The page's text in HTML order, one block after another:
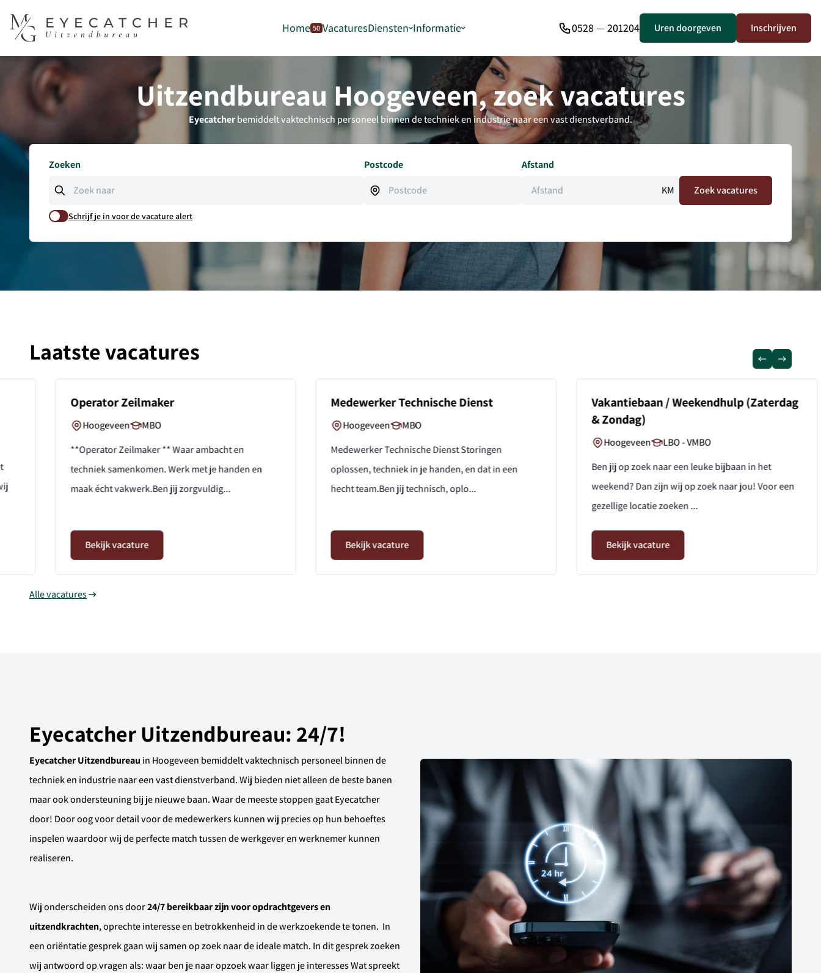
Home 50 VacaturesDiensten Informatie 0528 — 201204 Uren doorgeven Inschrijven
Uitzendbureau Hoogeveen, zoek vacatures
Eyecatcherbemiddelt vaktechnisch personeel binnen de techniek en industrie naar een vast dienstverband.
Zoeken Postcode
Afstand
KM
Zoek vacatures
Schrijf je in voor de vacature alert
Laatste vacatures
Operator Zeilmaker
Hoogeveen
MBO
**Operator Zeilmaker ** Waar ambacht en
techniek samenkomen. Werk met je handen en
maak écht vakwerk.Ben jij zorgvuldig...
Bekijk vacature
Medewerker Technische Dienst
Hoogeveen
MBO
Medewerker Technische Dienst Storingen
oplossen, techniek in je handen, en dat in een
hecht team.Ben jij technisch, oplo...
Bekijk vacature
Vakantiebaan / Weekendhulp (Zaterdag
& Zondag)
Hoogeveen
LBO - VMBO
Ben jij op zoek naar een leuke bijbaan in het
weekend? Dan zijn wij op zoek naar jou! Voor een
gezellige locatie zoeken ...
Bekijk vacature
Alle vacatures
Eyecatcher Uitzendbureau: 24/7!
Eyecatcher Uitzendbureau in Hoogeveen bemiddelt vaktechnisch personeel binnen de
techniek en industrie naar een vast dienstverband. Wij bieden niet alleen de beste banen
maar ook ondersteuning bij je nieuwe baan. Waar de meeste stoppen gaat Eyecatcher
door! Door oog voor detail voor de medewerkers kunnen wij precies op hun behoeftes
inspelen waardoor wij de perfecte match tussen de werkgever en werknemer kunnen
realiseren.
Wij onderscheiden ons door24/7 bereikbaar zijn voor opdrachtgevers en
uitzendkrachten, oprechte interesse en betrokkenheid in de werkzoekende te tonen. In
een oriëntatie gesprek gaan wij samen op zoek naar de ideale match. In dit gesprek zoeken
wij antwoord op vragen als: waar ben je naar opzoek waar liggen je interesses Wat spreekt